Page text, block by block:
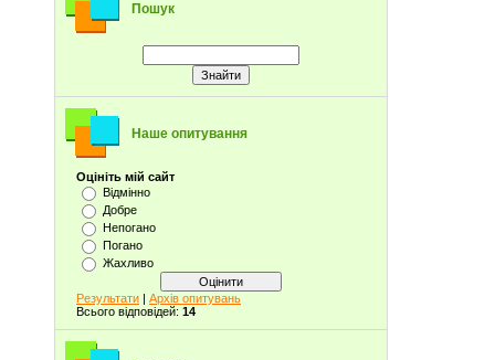
Пошук
Наше опитування
Оцініть мій сайт
Відмінно
Добре
Непогано
Погано
Жахливо
Результати | Архів опитувань
Всього відповідей: 14